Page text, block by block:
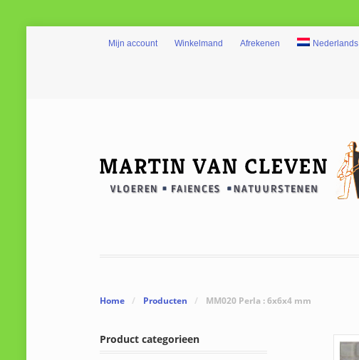
Mijn account Winkelmand Afrekenen Nederlands
Home / Producten / MM020 Perla : 6x6x4 mm
Product categorieen